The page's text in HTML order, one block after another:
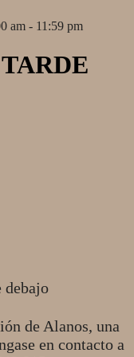
am - 11:59 pm
de Alanos, una
en contacto a